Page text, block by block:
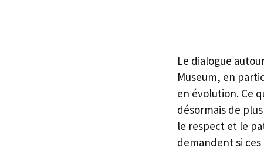
Le dialogue
Museum, en
en évolution. Ce
désormais de
le respect et le
demandent si